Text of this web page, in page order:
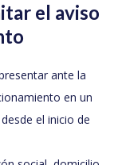
el aviso
ante la
en un
el inicio de